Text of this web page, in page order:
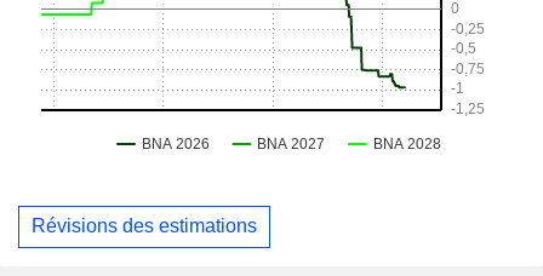
Révisions des estimations